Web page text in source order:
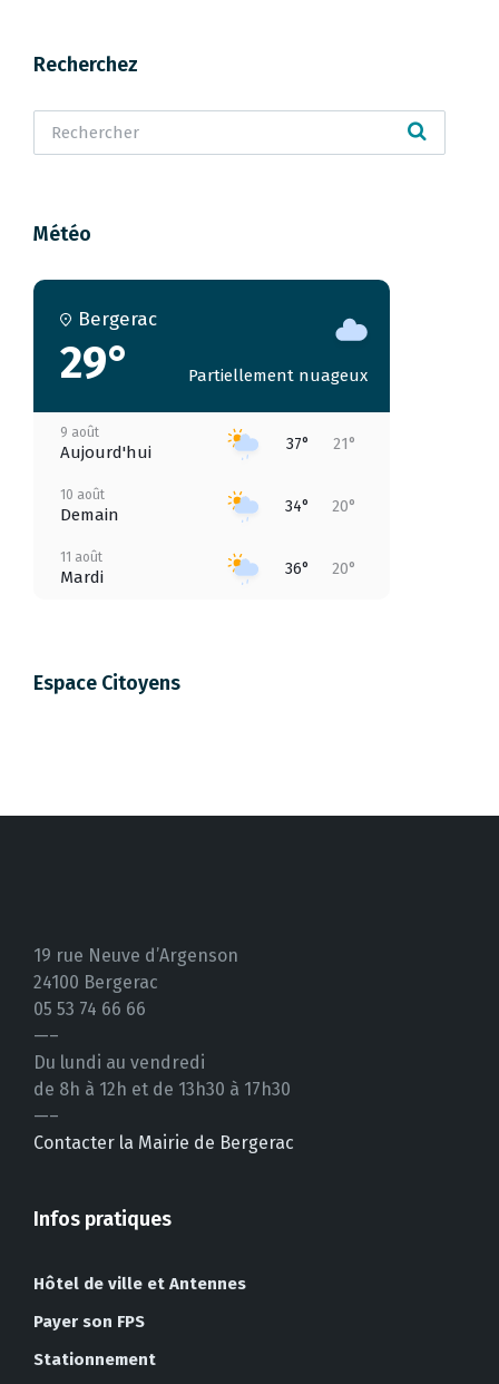
Recherchez
Météo
Bergerac
29° Partiellement nuageux
9 août
Aujourd'hui 37° 21°
10 août
Demain 34° 20°
11 août
Mardi 36° 20°
13 août
37° 20°
Espace Citoyens
19 rue Neuve d’Argenson
24100 Bergerac
05 53 74 66 66
—–
Du lundi au vendredi
de 8h à 12h et de 13h30 à 17h30
—–
Contacter la Mairie de Bergerac
Infos pratiques
Hôtel de ville et Antennes
Payer son FPS
Stationnement